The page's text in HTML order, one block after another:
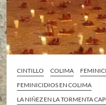
CINTILLO COLIMA
FEMINICIDIOS EN COLIMA
LA NIÑEZ EN LA TORMENTA